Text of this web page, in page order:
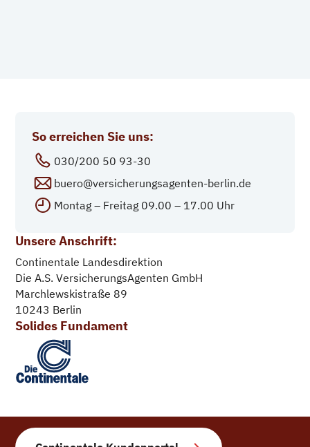
So erreichen Sie uns:
030/200 50 93-30
buero@versicherungsagenten-berlin.de
Montag – Freitag 09.00 – 17.00 Uhr
Unsere Anschrift:
Continentale Landesdirektion
Die A.S. VersicherungsAgenten GmbH
Marchlewskistraße 89
10243 Berlin
Solides Fundament